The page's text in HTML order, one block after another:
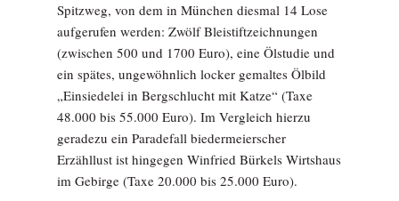
Spitzweg, von dem in München diesmal 14 Lose
aufgerufen werden: Zwölf Bleistiftzeichnungen
(zwischen 500 und 1700 Euro), eine Ölstudie und
ein spätes, ungewöhnlich locker gemaltes Ölbild
„Einsiedelei in Bergschlucht mit Katze“ (Taxe
48.000 bis 55.000 Euro). Im Vergleich hierzu
geradezu ein Paradefall biedermeierscher
Erzähllust ist hingegen Winfried Bürkels Wirtshaus
im Gebirge (Taxe 20.000 bis 25.000 Euro).